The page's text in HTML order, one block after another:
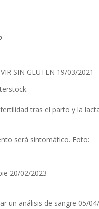
SIN GLUTEN 19/03/2021
tras el parto y la
20/02/2023
un análisis de sangre 05/